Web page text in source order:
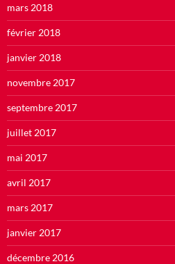
mars 2018
février 2018
janvier 2018
novembre 2017
septembre 2017
juillet 2017
mai 2017
avril 2017
mars 2017
janvier 2017
décembre 2016